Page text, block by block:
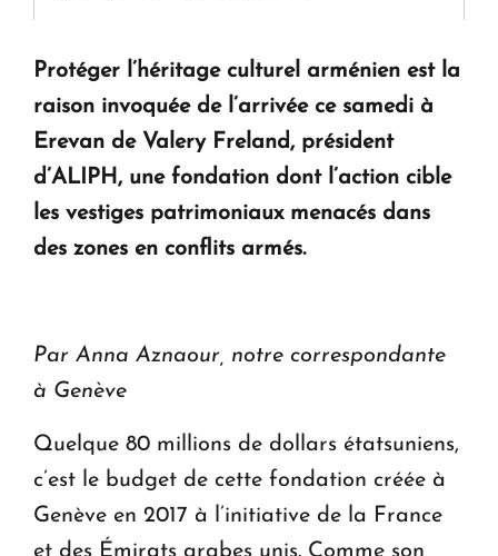
" Tant qu'il n'existe pas d'alternative concrète, la
KASA : 30 ans d'audace, de résilience et d'avenir
en Arménie
Protéger l’héritage culturel arménien est la
raison invoquée de l’arrivée ce samedi à
Erevan de Valery Freland, président
d’ALIPH, une fondation dont l’action cible
les vestiges patrimoniaux menacés dans
des zones en conflits armés.
Par Anna Aznaour, notre correspondante
à Genève
Quelque 80 millions de dollars étatsuniens,
c’est le budget de cette fondation créée à
Genève en 2017 à l’initiative de la France
et des Émirats arabes unis. Comme son